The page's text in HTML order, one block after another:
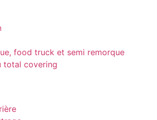
food truck et semi remorque
total covering